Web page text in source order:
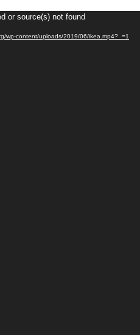
or source(s) not found
wp-content/uploads/2019/06/ikea.mp4?_=1